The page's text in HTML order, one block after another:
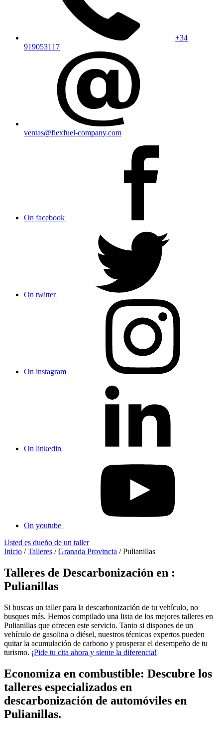
+34
919053117
ventas@flexfuel-company.com
On facebook
On twitter
On instagram
On linkedin
On youtube
Usted es dueño de un taller
Inicio /Talleres /Granada Provincia /Pulianillas
Talleres de Descarbonización en :
Pulianillas
Si buscas un taller para la descarbonización de tu vehículo, no
busques más. Hemos compilado una lista de los mejores talleres en
Pulianillas que ofrecen este servicio. Tanto si dispones de un
vehículo de gasolina o diésel, nuestros técnicos expertos pueden
quitar la acumulación de carbono y prosperar el desempeño de tu
turismo. ¡Pide tu cita ahora y siente la diferencia!
Economiza en combustible: Descubre los
talleres especializados en
descarbonización de automóviles en
Pulianillas.